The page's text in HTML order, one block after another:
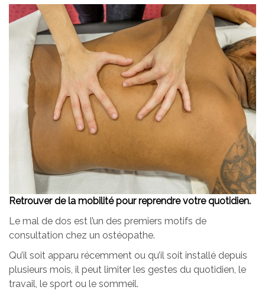
Retrouver de la mobilité pour reprendre votre quotidien.
Le mal de dos est l’un des premiers motifs de
consultation chez un ostéopathe.
Qu’il soit apparu récemment ou qu’il soit installé depuis
plusieurs mois, il peut limiter les gestes du quotidien, le
travail, le sport ou le sommeil.